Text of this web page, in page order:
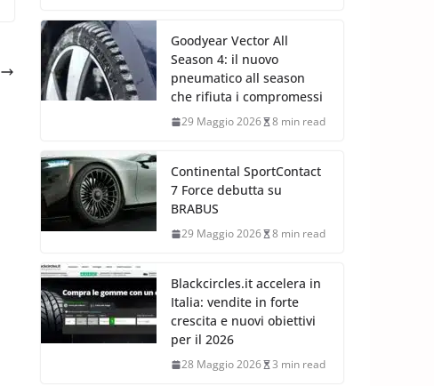
Goodyear Vector All
Season 4: il nuovo
pneumatico all season
che rifiuta i compromessi
29 Maggio 2026 8 min read
Continental SportContact
7 Force debutta su
BRABUS
29 Maggio 2026 8 min read
Blackcircles.it accelera in
Italia: vendite in forte
crescita e nuovi obiettivi
per il 2026
28 Maggio 2026 3 min read